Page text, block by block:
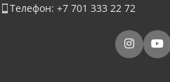
Телефон: +7 701 333 22 72